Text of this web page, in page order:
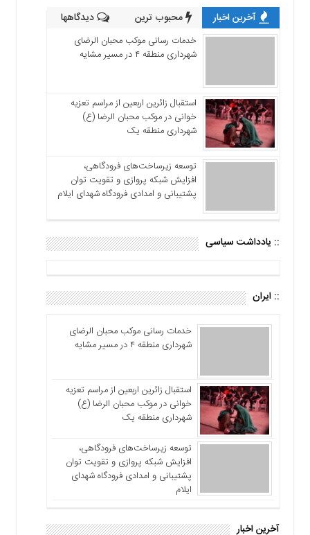
آخرین اخبار محبوب ترین دیدگاهها
خدمات رسانی موکب محبان الرضای
شهرداری منطقه ۴ در مسیر مشایه
استقبال زائرین اربعین از مراسم تعزیه
خوانی در موکب محبان الرضا (ع)
شهرداری منطقه یک
توسعه زیرساخت‌های فرودگاهی،
افزایش شبکه پروازی و تقویت توان
پشتیبانی و امدادی فرودگاه شهدای ایلام
:: یادداشت سیاسی
:: ایران
خدمات رسانی موکب محبان الرضای
شهرداری منطقه ۴ در مسیر مشایه
استقبال زائرین اربعین از مراسم تعزیه
خوانی در موکب محبان الرضا (ع)
شهرداری منطقه یک
توسعه زیرساخت‌های فرودگاهی،
افزایش شبکه پروازی و تقویت توان
پشتیبانی و امدادی فرودگاه شهدای
ایلام
آخرین اخبار